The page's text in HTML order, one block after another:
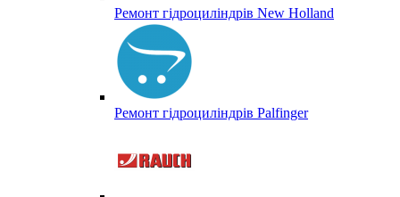
Ремонт гідроциліндрів New Holland
Ремонт гідроциліндрів Palfinger